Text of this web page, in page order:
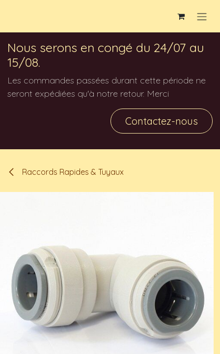
Nous serons en congé du 24/07 au
15/08.
Les commandes passées durant cette période ne
seront expédiées qu'à notre retour. Merci
Contactez-nous
Raccords Rapides & Tuyaux